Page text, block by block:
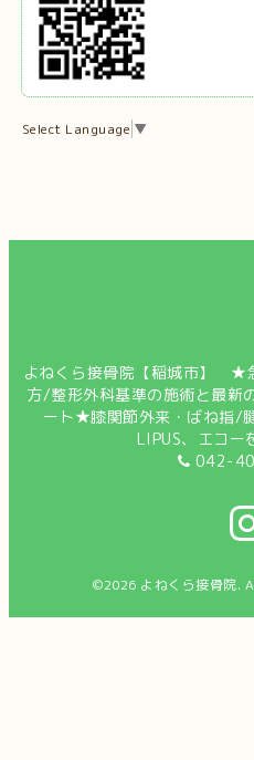
Select Language ▼
よねくら接骨院【稲城市】 ★
方/整形外科基準の施術と最新
ート★膝関節外来・ばね指/
LIPUS、エコー
042-
©2026 よねくら接骨院.